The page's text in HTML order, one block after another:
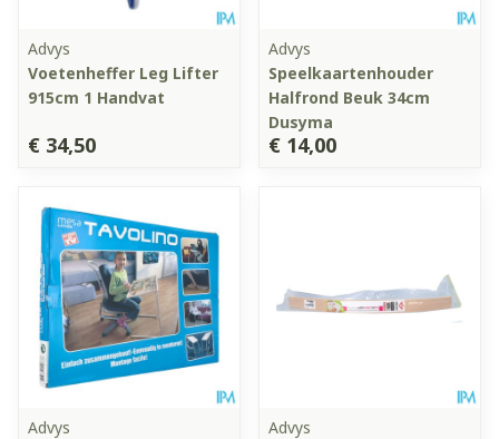
Advys
Voetenheffer Leg Lifter
915cm 1 Handvat
€ 34,50
Advys
Speelkaartenhouder
Halfrond Beuk 34cm
Dusyma
€ 14,00
Advys
Advys